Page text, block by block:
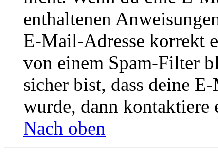
enthaltenen
E-Mail-Adresse korrekt
von einem Spam-Filter
sicher bist, dass deine
wurde, dann kontaktiere
Nach oben